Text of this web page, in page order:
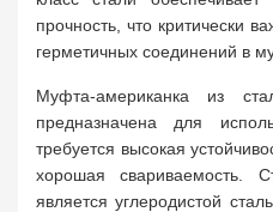
прочность, что критически
герметичных соединений в
Муфта-американка из
предназначена для
требуется высокая
хорошая
является углеродистой